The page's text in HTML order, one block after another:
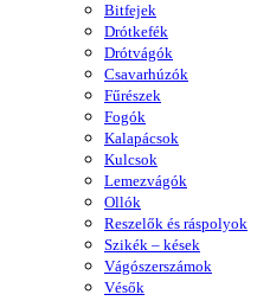
Bitfejek
Drótkefék
Drótvágók
Csavarhúzók
Fűrészek
Fogók
Kalapácsok
Kulcsok
Lemezvágók
Ollók
Reszelők és ráspolyok
Szikék – kések
Vágószerszámok
Vésők